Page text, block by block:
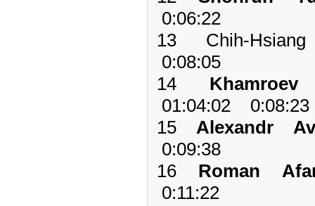
0:06:22
13 Chih-
0:08:05
14
01:04:02 0:08:23
15Alexandr
0:09:38
16 Roman
0:11:22